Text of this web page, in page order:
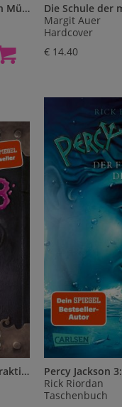
Die Jagd nach den magischen Münzen
Margit Auer
Hardcover
€ 14.40
Das kleine Böse Buch 8: Interaktiver Lesespaß ab 8 Jahren vom Spiegel-Bestseller-Autor (Das kleine Böse Buch, Bd. 8)
Rick Riordan
Taschenbuch